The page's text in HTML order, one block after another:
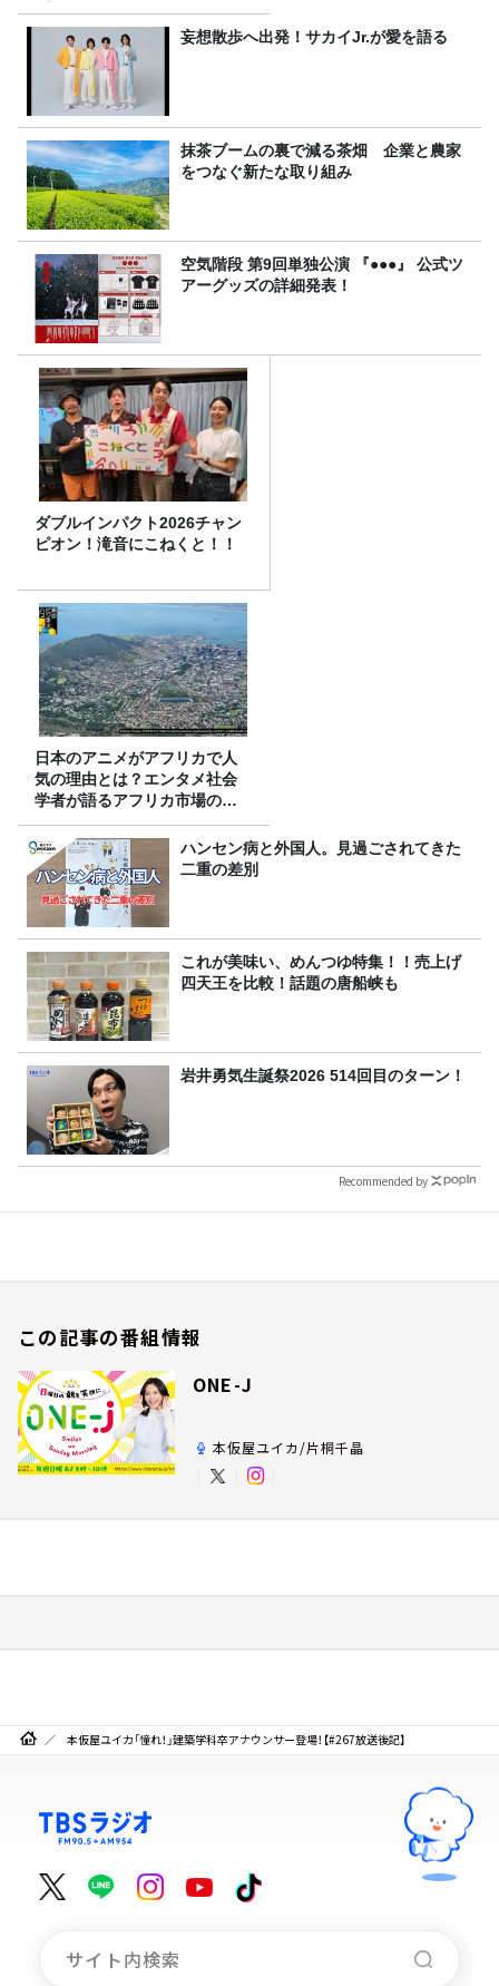
プレゼント！
妄想散歩へ出発！サカイJr.が愛を語る
抹茶ブームの裏で減る茶畑 企業と農家
をつなぐ新たな取り組み
空気階段 第9回単独公演 『●●●』 公式ツ
アーグッズの詳細発表！
ダブルインパクト2026チャン
ピオン！滝音にこねくと！！
日本のアニメがアフリカで人
気の理由とは？エンタメ社会
学者が語るアフリカ市場のリ
アル
ハンセン病と外国人。見過ごされてきた
二重の差別
これが美味い、めんつゆ特集！！売上げ
四天王を比較！話題の唐船峡も
岩井勇気生誕祭2026 514回目のターン！
Recommended by
この記事の番組情報
ONE-J
本仮屋ユイカ/片桐千晶
本仮屋ユイカ「憧れ！」建築学科卒アナウンサー登場！【#267放送後記】